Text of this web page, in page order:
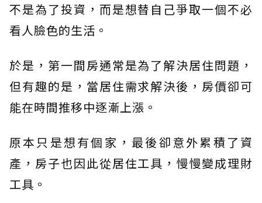
不是為了投資，而是想替自己爭取一個不必
看人臉色的生活。
於是，第一間房通常是為了解決居住問題，
但有趣的是，當居住需求解決後，房價卻可
能在時間推移中逐漸上漲。
原本只是想有個家，最後卻意外累積了資
產，房子也因此從居住工具，慢慢變成理財
工具。